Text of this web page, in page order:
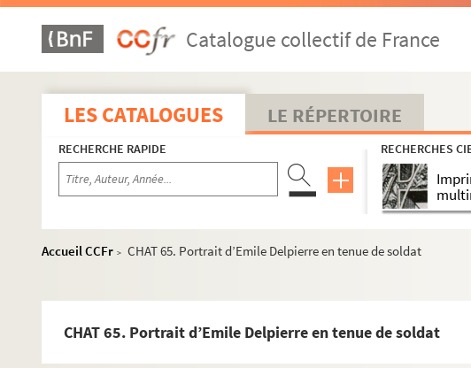
Catalogue collectif de France
LES CATALOGUES LE RÉPERTOIRE
RECHERCHE RAPIDE RECHERCHES
Accueil CCFr > CHAT 65. Portrait d’Emile Delpierre en tenue de soldat
CHAT 65. Portrait d’Emile Delpierre en tenue de soldat